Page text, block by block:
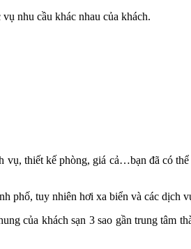
nhu cầu khác nhau của khách.
thiết kế phòng, giá cả…bạn đã có
phố, tuy nhiên hơi xa biển và các dịch
của khách sạn 3 sao gần trung tâm